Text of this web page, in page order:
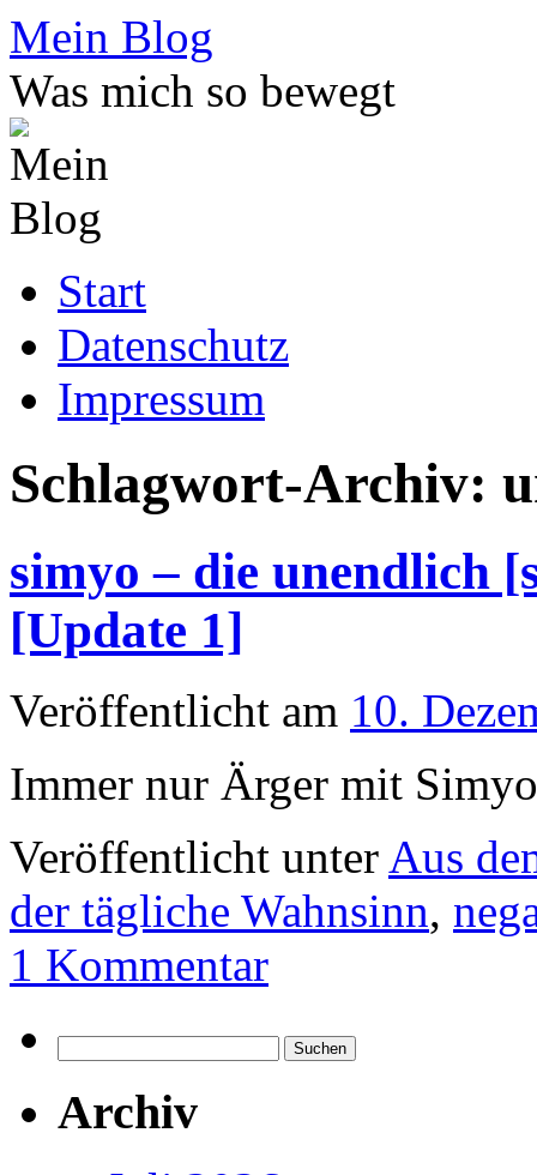
Zum
Inhalt
springen
Mein Blog
Was mich so bewegt
Start
Datenschutz
Impressum
Schlagwort-Archiv:
simyo – die unendlich
[Update 1]
Veröffentlicht am 10.
Immer nur Ärger mit
Veröffentlicht unter Aus
der tägliche Wahnsinn,
1 Kommentar
nach:
Archiv